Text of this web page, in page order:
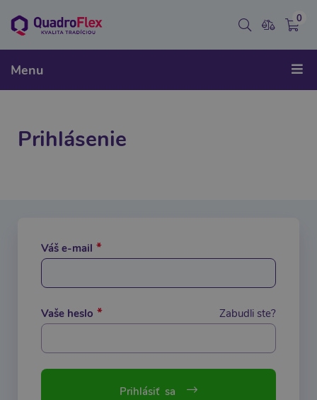
Menu
0
Prihlásenie
Váš e-mail
Vaše heslo Zabudli ste?
Prihlásiť sa